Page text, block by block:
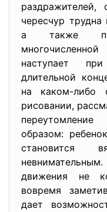
чересчур
а также
наступает
длительной
на каком-либо
рисовании,
образом:
становится
движения не
вовремя
дает